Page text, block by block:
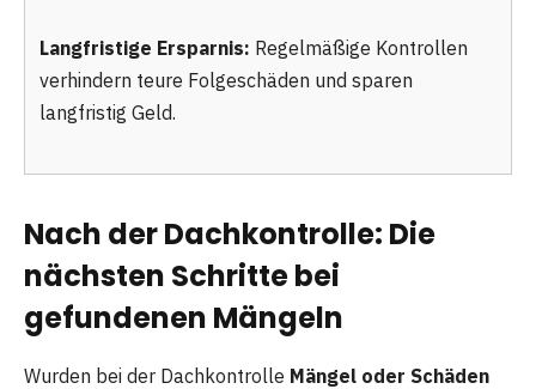
Langfristige Ersparnis: Regelmäßige Kontrollen
verhindern teure Folgeschäden und sparen
langfristig Geld.
Nach der Dachkontrolle: Die
nächsten Schritte bei
gefundenen Mängeln
Wurden bei der Dachkontrolle Mängel oder Schäden